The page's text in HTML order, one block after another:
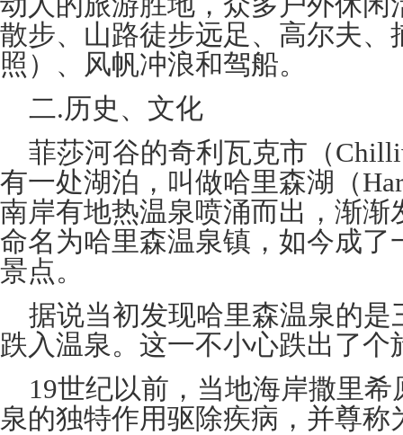
散步、山路徒步远足、高尔夫、
照）、风帆冲浪和驾船。
二.历史、文化
菲莎河谷的奇利瓦克市（
有一处湖泊，叫做哈里森湖（
南岸有地热温泉喷涌而出，渐渐
命名为哈里森温泉镇，如今成了
景点。
据说当初发现哈里森温泉的是
跌入温泉。这一不小心跌出了个
19世纪以前，当地海岸撒里
泉的独特作用驱除疾病，并尊称